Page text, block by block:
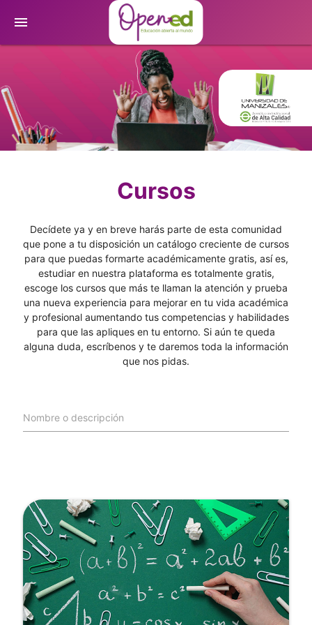
menu
Cursos
Decídete ya y en breve harás parte de esta comunidad
que pone a tu disposición un catálogo creciente de cursos
para que puedas formarte académicamente gratis, así es,
estudiar en nuestra plataforma es totalmente gratis,
escoge los cursos que más te llaman la atención y prueba
una nueva experiencia para mejorar en tu vida académica
y profesional aumentando tus competencias y habilidades
para que las apliques en tu entorno. Si aún te queda
alguna duda, escríbenos y te daremos toda la información
que nos pidas.
Nombre o descripción